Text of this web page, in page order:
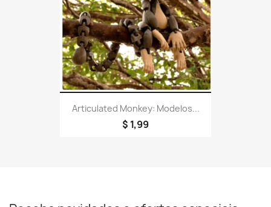
Articulated Monkey: Modelos...
$ 1,99